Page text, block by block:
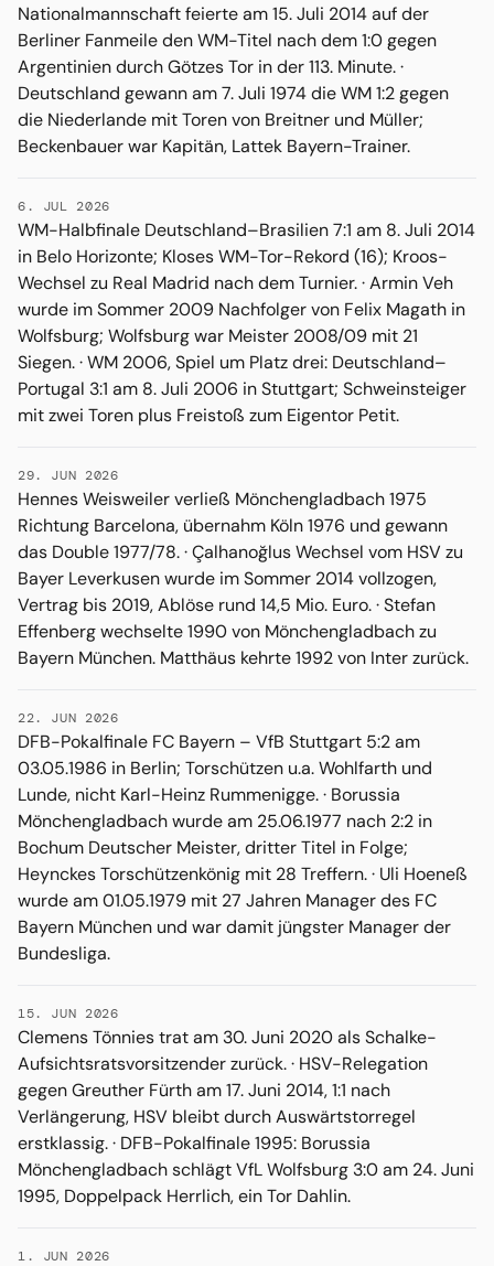
Nationalmannschaft feierte am 15. Juli 2014 auf der
Berliner Fanmeile den WM-Titel nach dem 1:0 gegen
Argentinien durch Götzes Tor in der 113. Minute. ·
Deutschland gewann am 7. Juli 1974 die WM 1:2 gegen
die Niederlande mit Toren von Breitner und Müller;
Beckenbauer war Kapitän, Lattek Bayern-Trainer.
6. JUL 2026
WM-Halbfinale Deutschland–Brasilien 7:1 am 8. Juli 2014
in Belo Horizonte; Kloses WM-Tor-Rekord (16); Kroos-
Wechsel zu Real Madrid nach dem Turnier. · Armin Veh
wurde im Sommer 2009 Nachfolger von Felix Magath in
Wolfsburg; Wolfsburg war Meister 2008/09 mit 21
Siegen. · WM 2006, Spiel um Platz drei: Deutschland–
Portugal 3:1 am 8. Juli 2006 in Stuttgart; Schweinsteiger
mit zwei Toren plus Freistoß zum Eigentor Petit.
29. JUN 2026
Hennes Weisweiler verließ Mönchengladbach 1975
Richtung Barcelona, übernahm Köln 1976 und gewann
das Double 1977/78. · Çalhanoğlus Wechsel vom HSV zu
Bayer Leverkusen wurde im Sommer 2014 vollzogen,
Vertrag bis 2019, Ablöse rund 14,5 Mio. Euro. · Stefan
Effenberg wechselte 1990 von Mönchengladbach zu
Bayern München. Matthäus kehrte 1992 von Inter zurück.
22. JUN 2026
DFB-Pokalfinale FC Bayern – VfB Stuttgart 5:2 am
03.05.1986 in Berlin; Torschützen u.a. Wohlfarth und
Lunde, nicht Karl-Heinz Rummenigge. · Borussia
Mönchengladbach wurde am 25.06.1977 nach 2:2 in
Bochum Deutscher Meister, dritter Titel in Folge;
Heynckes Torschützenkönig mit 28 Treffern. · Uli Hoeneß
wurde am 01.05.1979 mit 27 Jahren Manager des FC
Bayern München und war damit jüngster Manager der
Bundesliga.
15. JUN 2026
Clemens Tönnies trat am 30. Juni 2020 als Schalke-
Aufsichtsratsvorsitzender zurück. · HSV-Relegation
gegen Greuther Fürth am 17. Juni 2014, 1:1 nach
Verlängerung, HSV bleibt durch Auswärtstorregel
erstklassig. · DFB-Pokalfinale 1995: Borussia
Mönchengladbach schlägt VfL Wolfsburg 3:0 am 24. Juni
1995, Doppelpack Herrlich, ein Tor Dahlin.
1. JUN 2026